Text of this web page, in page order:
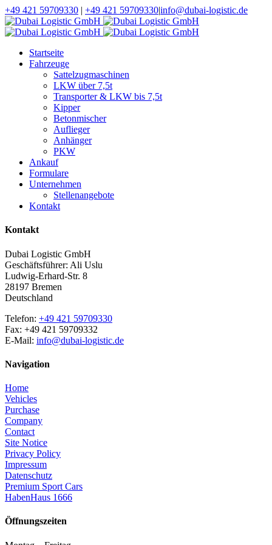
+49 421 59709330 | +49 421 59709330|info@dubai-logistic.de
Startseite
Fahrzeuge
Sattelzugmaschinen
LKW über 7,5t
Transporter & LKW bis 7,5t
Kipper
Betonmischer
Auflieger
Anhänger
PKW
Ankauf
Formulare
Unternehmen
Stellenangebote
Kontakt
Kontakt
Dubai Logistic GmbH
Geschäftsführer: Ali Uslu
Ludwig-Erhard-Str. 8
28197 Bremen
Deutschland
Telefon: +49 421 59709330
Fax: +49 421 59709332
E-Mail: info@dubai-logistic.de
Navigation
Home
Vehicles
Purchase
Company
Contact
Site Notice
Privacy Policy
Impressum
Datenschutz
Premium Sport Cars
HabenHaus 1666
Öffnungszeiten